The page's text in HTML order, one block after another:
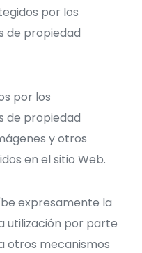
por los
de propiedad
por los
de propiedad
y otros
en el sitio Web.
expresamente la
utilización por parte
otros mecanismos